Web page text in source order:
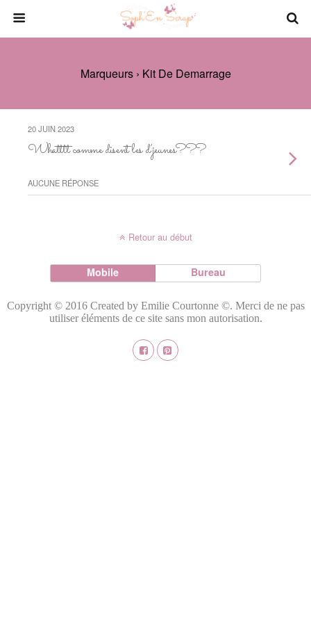
Marqueurs › Kit De Demarrage
20 JUIN 2023
Whatttt comme disent les d’jeunes???
AUCUNE RÉPONSE
Retour au début
Mobile Bureau
Copyright © 2016 Created by Emilie Courtonne ©. Merci de ne pas
utiliser éléments de ce site sans mon autorisation.